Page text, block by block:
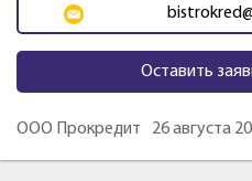
Оставить
ООО Прокредит 26 августа